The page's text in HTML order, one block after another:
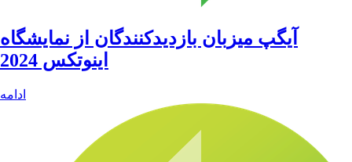
آیگپ میزبان بازدیدکنندگان از نمایشگاه
اینوتکس 2024
ادامه